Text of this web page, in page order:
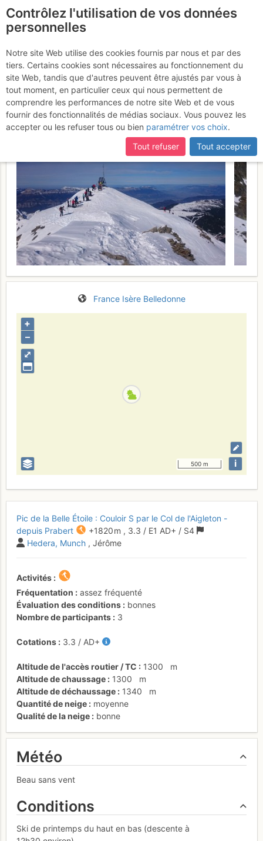
Pic de la Belle Étoile :
Couloir S par le Col de
l'Aigleton - depuis Prabert
Dimanche 26 février 2017
France Isère Belledonne
⤢
+
–
500 m i
Pic de la Belle Étoile : Couloir S par le Col de l'Aigleton -
depuis Prabert
+1820 m , 3.3 / E1 AD+ / S4
Hedera Munch , Jérôme
Activités
Fréquentation
assez fréquenté
Évaluation des conditions
bonnes
Nombre de participants
3
Cotations 3.3 / AD+
Altitude de l'accès routier / TC 1300
m
Altitude de chaussage
1300
m
Altitude de déchaussage
1340
m
Quantité de neige
moyenne
Qualité de la neige
bonne
Météo
Beau sans vent
Conditions
Ski de printemps du haut en bas (descente à
Contrôlez l'utilisation de vos données
personnelles
Notre site Web utilise des cookies fournis par nous et par des
tiers. Certains cookies sont nécessaires au fonctionnement du
site Web, tandis que d'autres peuvent être ajustés par vous à
tout moment, en particulier ceux qui nous permettent de
comprendre les performances de notre site Web et de vous
fournir des fonctionnalités de médias sociaux. Vous pouvez les
accepter ou les refuser tous ou bien paramétrer vos choix.
Tout refuser
Tout accepter